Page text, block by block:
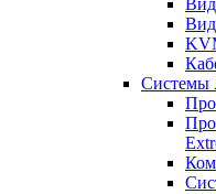
Системы